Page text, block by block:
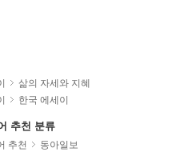
삶의 자세와 지혜
한국 에세이
추천 분류
추천
동아일보